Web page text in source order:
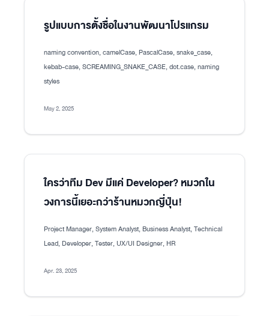
รูปแบบการตั้งชื่อในงานพัฒนาโปรแกรม
naming convention, camelCase, PascalCase, snake_case,
kebab-case, SCREAMING_SNAKE_CASE, dot.case, naming
styles
May 2, 2025
ใครว่าทีม Dev มีแค่ Developer? หมวกใน
วงการนี้เยอะกว่าร้านหมวกญี่ปุ่น!
Project Manager, System Analyst, Business Analyst, Technical
Lead, Developer, Tester, UX/UI Designer, HR
Apr. 23, 2025